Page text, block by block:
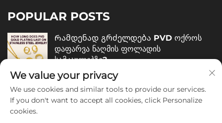
POPULAR POSTS
Რამდენად გრძელდება PVD ოქროს
დაფარვა ნაღმის ფოლადის
სამკაულებზე?
December 05, 2025
Როგორ შევაფასოთ ნაღმის ფოლადის
We value your privacy
We use cookies and similar tools to provide our services.
If you don't want to accept all cookies, click Personalize
cookies.